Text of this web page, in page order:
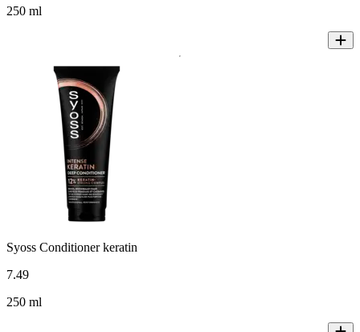
250 ml
Syoss Conditioner keratin
7.49
250 ml